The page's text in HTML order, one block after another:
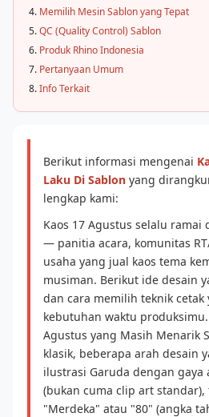
Memilih Mesin Sablon yang Tepat
QC (Quality Control) Sablon
Produk Rhino Indonesia
Pertanyaan Umum
Info Terkait
Berikut informasi mengenai
Laku Di Sablon yang
lengkap kami:
Kaos 17 Agustus selalu
— panitia acara, komunitas
usaha yang jual kaos tema
musiman. Berikut ide desain
dan cara memilih teknik cetak
kebutuhan waktu
Agustus yang Masih Menarik
klasik, beberapa arah desain
ilustrasi Garuda dengan gaya
(bukan cuma clip art
"Merdeka" atau "80" (angka